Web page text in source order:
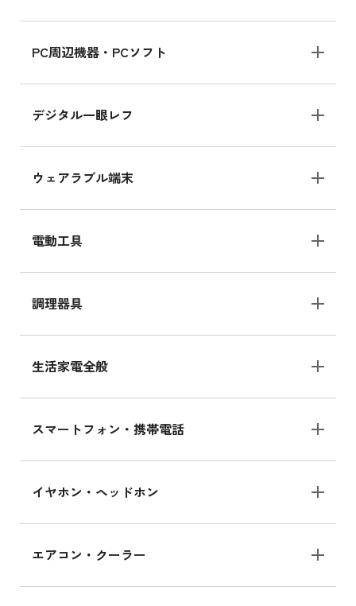
PC周辺機器・PCソフト
デジタル一眼レフ
ウェアラブル端末
電動工具
調理器具
生活家電全般
スマートフォン・携帯電話
イヤホン・ヘッドホン
エアコン・クーラー
MK2K3J/Aの新品買取価格はこちら